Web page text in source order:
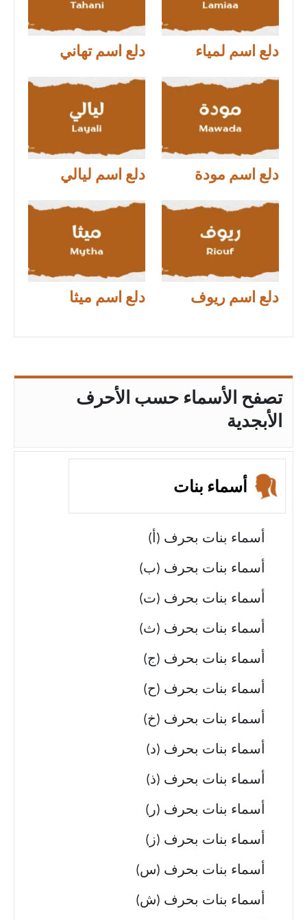
دلع اسم لمياء دلع اسم تهاني
دلع اسم مودة دلع اسم ليالي
دلع اسم ريوف دلع اسم ميثا
تصفح الأسماء حسب الأحرف
الأبجدية
أسماء بنات
أسماء بنات بحرف (أ)
أسماء بنات بحرف (ب)
أسماء بنات بحرف (ت)
أسماء بنات بحرف (ث)
أسماء بنات بحرف (ج)
أسماء بنات بحرف (ح)
أسماء بنات بحرف (خ)
أسماء بنات بحرف (د)
أسماء بنات بحرف (ذ)
أسماء بنات بحرف (ر)
أسماء بنات بحرف (ز)
أسماء بنات بحرف (س)
أسماء بنات بحرف (ش)